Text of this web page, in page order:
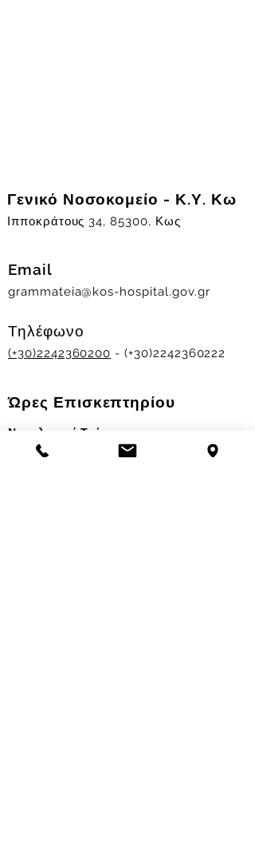
Γενικό Νοσοκομείο - Κ.Υ. Κω
Ιπποκράτους 34, 85300, Κως
Email
grammateia@kos-hospital.gov.gr
Τηλέφωνο
(+30)2242360200 - (+30)2242360222
Ώρες Επισκεπτηρίου
Νοσηλευτικά Τμήματα
Χειμερινό ωράριο: 11.00-13.00
17.30-19.30